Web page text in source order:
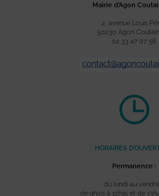
Mairie d’Agon
2, avenue Louis
50230 Agon
02 33 47 07 56
HORAIRES
Permanence :
du lundi au
de 9h00 à 12h15 et de